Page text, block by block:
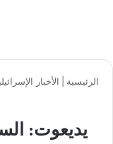
الرئيسية الأخبار
يديعوت: